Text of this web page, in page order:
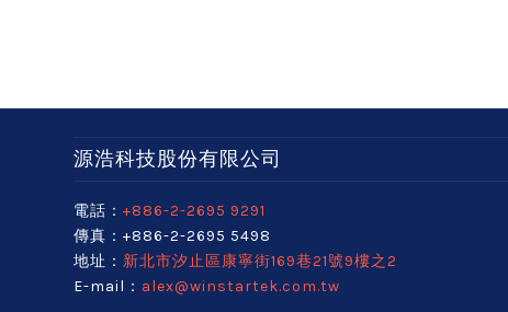
源浩科技股份有限公司
電話： +886-2-2695 9291
傳真：+886-2-2695 5498
地址： 新北市汐止區康寧街169巷21號9樓之2
E-mail： alex@winstartek.com.tw